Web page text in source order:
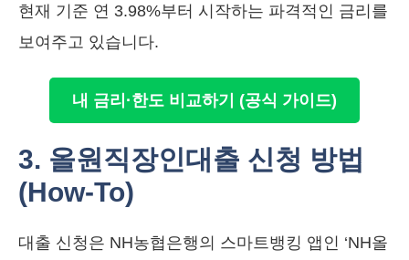
현재 기준 연 3.98%부터 시작하는 파격적인 금리를
보여주고 있습니다.
내 금리·한도 비교하기 (공식 가이드)
3. 올원직장인대출 신청 방법
(How-To)
대출 신청은 NH농협은행의 스마트뱅킹 앱인 ‘NH올